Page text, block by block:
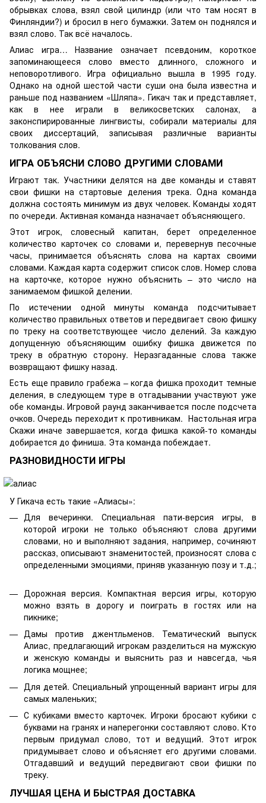
обрывках слова, взял свой цилиндр (или что там носят в
Финляндии?) и бросил в него бумажки. Затем он поднялся и
взял слово. Так всё началось.
Алиас игра… Название означает псевдоним, короткое
запоминающееся слово вместо длинного, сложного и
неповоротливого. Игра официально вышла в 1995 году.
Однако на одной шестой части суши она была известна и
раньше под названием «Шляпа». Гикач так и представляет,
как в нее играли в великосветских салонах, а
законспирированные лингвисты, собирали материалы для
своих диссертаций, записывая различные варианты
толкования слов.
ИГРА ОБЪЯСНИ СЛОВО ДРУГИМИ СЛОВАМИ
Играют так. Участники делятся на две команды и ставят
свои фишки на стартовые деления трека. Одна команда
должна состоять минимум из двух человек. Команды ходят
по очереди. Активная команда назначает объясняющего.
Этот игрок, словесный капитан, берет определенное
количество карточек со словами и, перевернув песочные
часы, принимается объяснять слова на картах своими
словами. Каждая карта содержит список слов. Номер слова
на карточке, которое нужно объяснить – это число на
занимаемом фишкой делении.
По истечении одной минуты команда подсчитывает
количество правильных ответов и передвигает свою фишку
по треку на соответствующее число делений. За каждую
допущенную объясняющим ошибку фишка движется по
треку в обратную сторону. Неразгаданные слова также
возвращают фишку назад.
Есть еще правило грабежа – когда фишка проходит темные
деления, в следующем туре в отгадывании участвуют уже
обе команды. Игровой раунд заканчивается после подсчета
очков. Очередь переходит к противникам. Настольная игра
Скажи иначе завершается, когда фишка какой-то команды
добирается до финиша. Эта команда побеждает.
РАЗНОВИДНОСТИ ИГРЫ
У Гикача есть такие «Алиасы»:
Для вечеринки. Специальная пати-версия игры, в
которой игроки не только объясняют слова другими
словами, но и выполняют задания, например, сочиняют
рассказ, описывают знаменитостей, произносят слова с
определенными эмоциями, приняв указанную позу и т.д.;
Дорожная версия. Компактная версия игры, которую
можно взять в дорогу и поиграть в гостях или на
пикнике;
Дамы против джентльменов. Тематический выпуск
Алиас, предлагающий игрокам разделиться на мужскую
и женскую команды и выяснить раз и навсегда, чья
логика мощнее;
Для детей. Специальный упрощенный вариант игры для
самых маленьких;
С кубиками вместо карточек. Игроки бросают кубики с
буквами на гранях и наперегонки составляют слово. Кто
первым придумал слово, тот и ведущий. Этот игрок
придумывает слово и объясняет его другими словами.
Отгадавший и ведущий передвигают свои фишки по
треку.
ЛУЧШАЯ ЦЕНА И БЫСТРАЯ ДОСТАВКА